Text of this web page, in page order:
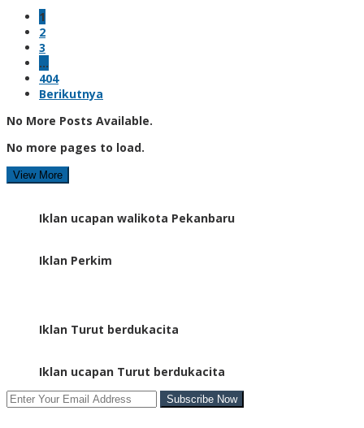
1
2
3
…
404
Berikutnya
No More Posts Available.
No more pages to load.
View More
Iklan ucapan walikota Pekanbaru
Iklan Perkim
Iklan Turut berdukacita
Iklan ucapan Turut berdukacita